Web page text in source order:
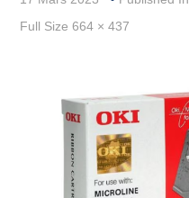
Full
Full Size 664 × 437